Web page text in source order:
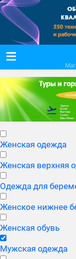
Женская одежда
Женская верхняя
Одежда для
Женское нижнее
Женская обувь
Мужская одежда